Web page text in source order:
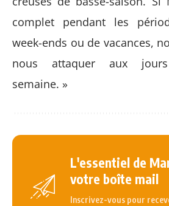
complet pendant les
week-ends ou de vacances,
nous attaquer aux
semaine. »
L'essentiel de
votre boîte mail
Inscrivez-vous pour